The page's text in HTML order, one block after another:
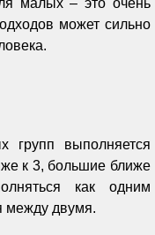
может сильно
выполняется
к 3, большие ближе
как одним
между двумя.